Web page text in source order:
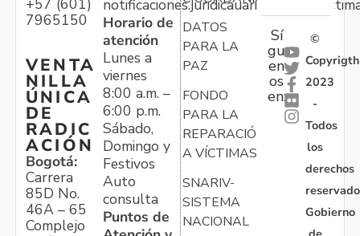
+57 (601)
7965150
VENTA
NILLA
ÚNICA
DE
RADIC
ACIÓN
Bogotá:
Carrera
85D No.
46A – 65
Complejo
Horario de
atención
Lunes a
viernes
8:00 a.m. –
6:00 p.m.
Sábado,
Domingo y
Festivos
Auto
consulta
Puntos de
DATOS
PARA LA
PAZ
FONDO
PARA LA
REPARACIÓN
A VÍCTIMAS
SNARIV-
SISTEMA
NACIONAL
Sí
gu
en
os
en:
©
Copyrigth
2023
-
Todos
los
derechos
Gobierno